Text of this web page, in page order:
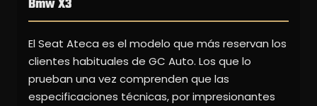
Bmw X3
El Seat Ateca es el modelo que más reservan los
clientes habituales de GC Auto. Los que lo
prueban una vez comprenden que las
especificaciones técnicas, por impresionantes